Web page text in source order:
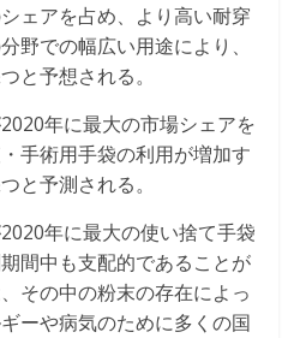
ェアを占め、より高い耐穿
野での幅広い用途により、
と予想される。
年に最大の市場シェアを
手術用手袋の利用が増加す
と予測される。
年に最大の使い捨て手袋
間中も支配的であることが
その中の粉末の存在によっ
ーや病気のために多くの国